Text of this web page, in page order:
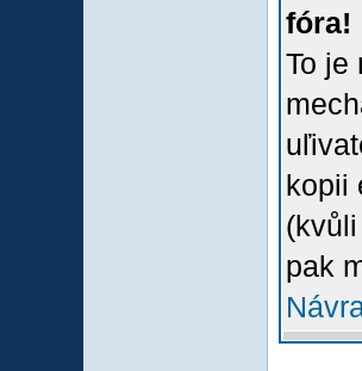
fóra!
To je
kopii
pak